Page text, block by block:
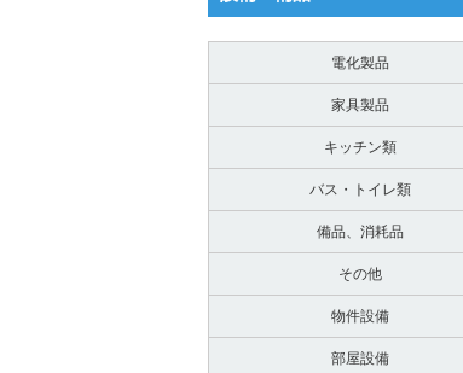
電化製品
家具製品
キッチン類
バス・トイレ類
備品、消耗品
その他
物件設備
部屋設備